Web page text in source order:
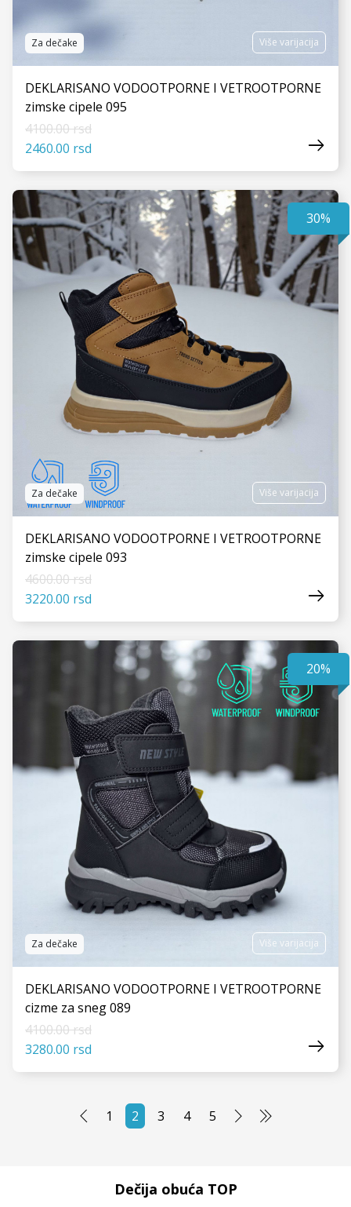
VIDI JOŠ
Za dečake Više varijacija
DEKLARISANO VODOOTPORNE I VETROOTPORNE
zimske cipele 095
4100.00 rsd
2460.00 rsd
30%
VIDI JOŠ
Za dečake Više varijacija
DEKLARISANO VODOOTPORNE I VETROOTPORNE
zimske cipele 093
4600.00 rsd
3220.00 rsd
20%
Za dečake Više varijacija
DEKLARISANO VODOOTPORNE I VETROOTPORNE
cizme za sneg 089
4100.00 rsd
3280.00 rsd
1 2 3 4 5
Dečija obuća TOP